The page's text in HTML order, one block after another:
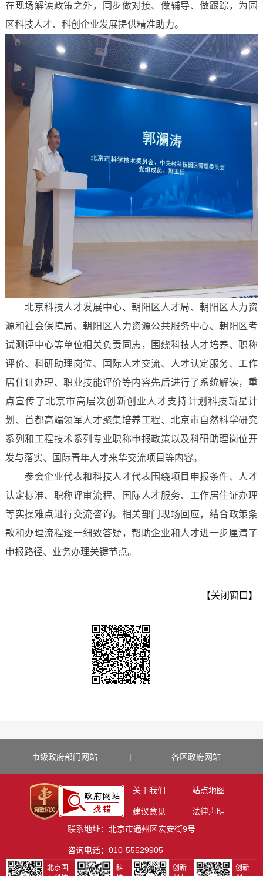
在现场解读政策之外，同步做对接、做辅导、做跟踪，为园
区科技人才、科创企业发展提供精准助力。
北京科技人才发展中心、朝阳区人才局、朝阳区人力资
源和社会保障局、朝阳区人力资源公共服务中心、朝阳区考
试测评中心等单位相关负责同志，围绕科技人才培养、职称
评价、科研助理岗位、国际人才交流、人才认定服务、工作
居住证办理、职业技能评价等内容先后进行了系统解读，重
点宣传了北京市高层次创新创业人才支持计划科技新星计
划、首都高端领军人才聚集培养工程、北京市自然科学研究
系列和工程技术系列专业职称申报政策以及科研助理岗位开
发与落实、国际青年人才来华交流项目等内容。
参会企业代表和科技人才代表围绕项目申报条件、人才
认定标准、职称评审流程、国际人才服务、工作居住证办理
等实操难点进行交流咨询。相关部门现场回应，结合政策条
款和办理流程逐一细致答疑，帮助企业和人才进一步厘清了
申报路径、业务办理关键节点。
【关闭窗口】
市级政府部门网站 | 各区政府网站
关于我们 站点地图
建议意见
法律声明
联系地址：北京市通州区宏安街9号
咨询电话：010-55529905
北京国
科
创新
创新